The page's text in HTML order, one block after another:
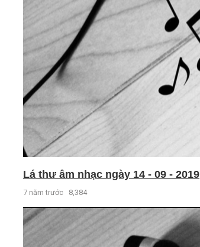
Lá thư âm nhạc ngày 14 - 09 - 2019
7 năm trước 8,384